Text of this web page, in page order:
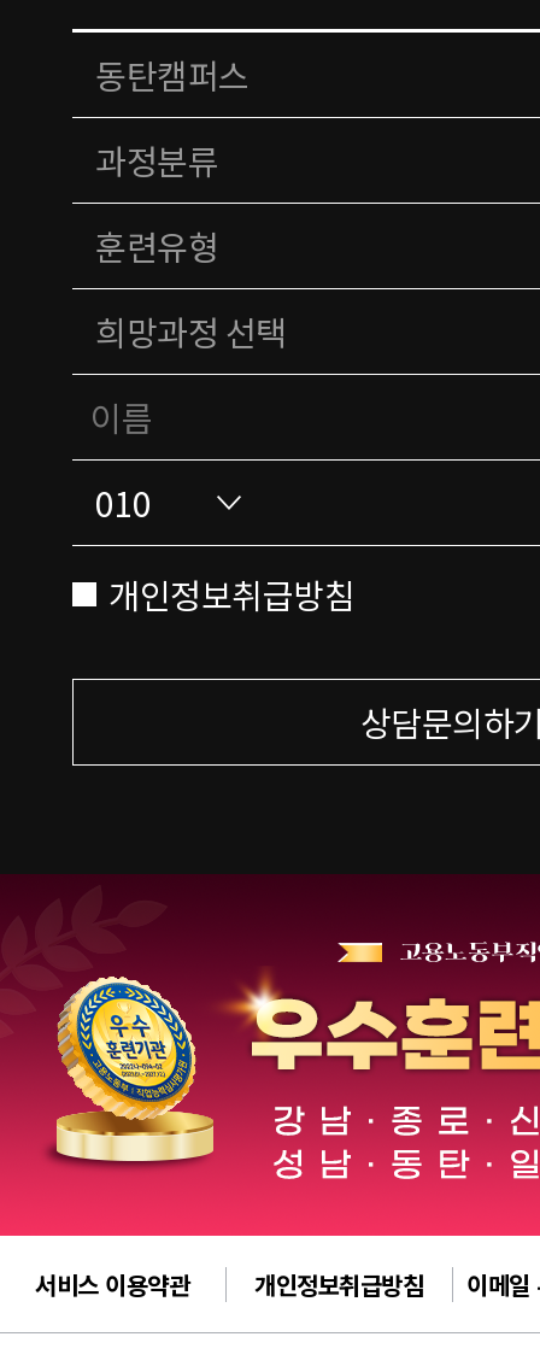
개인정보취급방침
상담문의하
서비스 이용약관 개인정보취급방침 이메일